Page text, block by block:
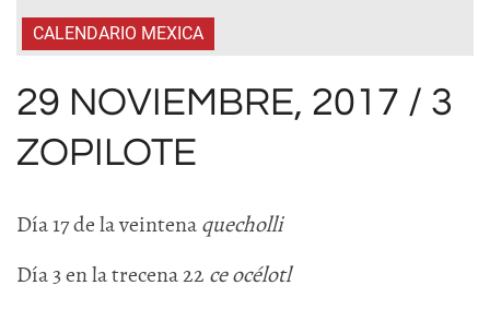
CALENDARIO MEXICA
29 NOVIEMBRE, 2017 / 3
ZOPILOTE
Día 17 de la veintenaquecholli
Día 3 en la trecena 22 ce océlotl